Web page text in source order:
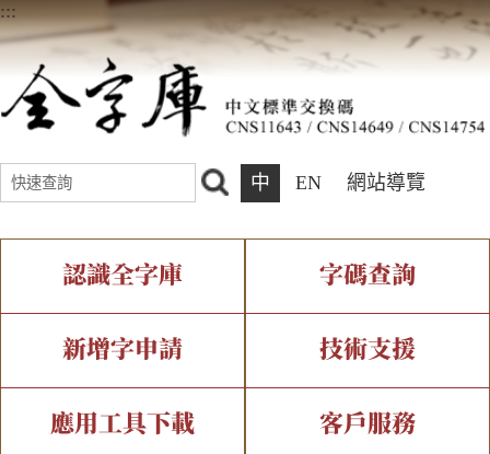
:::
中 EN 網站導覽
認識全字庫
全字庫介紹 全字庫現況
中文碼介紹 專有名詞介紹
字碼查詢
IDS查詢 部件查詢
複合查詢 注音查詢
新增字申請
新字申請處理流程
技術支援
字形即時顯示 造字解決方案
應用工具下載 客戶服務